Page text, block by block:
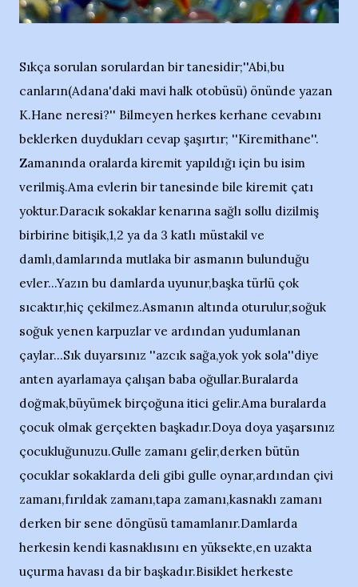
Sıkça sorulan sorulardan bir tanesidir;''Abi,bu
canların(Adana'daki mavi halk otobüsü) önünde yazan
K.Hane neresi?'' Bilmeyen herkes kerhane cevabını
beklerken duydukları cevap şaşırtır; ''Kiremithane''.
Zamanında oralarda kiremit yapıldığı için bu isim
verilmiş.Ama evlerin bir tanesinde bile kiremit çatı
yoktur.Daracık sokaklar kenarına sağlı sollu dizilmiş
birbirine bitişik,1,2 ya da 3 katlı müstakil ve
damlı,damlarında mutlaka bir asmanın bulunduğu
evler...Yazın bu damlarda uyunur,başka türlü çok
sıcaktır,hiç çekilmez.Asmanın altında oturulur,soğuk
soğuk yenen karpuzlar ve ardından yudumlanan
çaylar...Sık duyarsınız ''azcık sağa,yok yok sola''diye
anten ayarlamaya çalışan baba oğullar.Buralarda
doğmak,büyümek birçoğuna itici gelir.Ama buralarda
çocuk olmak gerçekten başkadır.Doya doya yaşarsınız
çocukluğunuzu.Gulle zamanı gelir,derken bütün
çocuklar sokaklarda deli gibi gulle oynar,ardından çivi
zamanı,fırıldak zamanı,tapa zamanı,kasnaklı zamanı
derken bir sene döngüsü tamamlanır.Damlarda
herkesin kendi kasnaklısını en yüksekte,en uzakta
uçurma havası da bir başkadır.Bisiklet herkeste